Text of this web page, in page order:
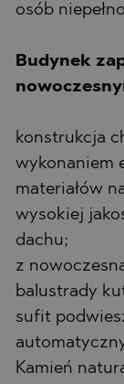
osób
Budynek
konstrukcja
wykonaniem
materiałów
wysokiej
dachu;
z
balustrady
sufit
Kamień